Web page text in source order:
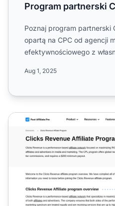
Program partnerski
Poznaj program partnerski
opartą na CPC od agencji
efektywnościowego z
Aug 1, 2025
Program partnerski Clicks